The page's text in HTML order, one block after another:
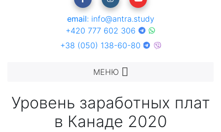
email: info@antra.study
+420 777 602 306
+38 (050) 138-60-80
МЕНЮ
Уровень заработных плат
в Канаде 2020